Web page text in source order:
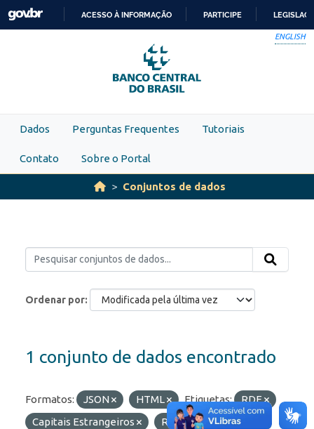
Skip to main content
PARA
O
CONTEÚDO
ACESSO À INFORMAÇÃO PARTICIPE
ENGLISH
Dados Perguntas Frequentes Tutoriais
Contato Sobre o Portal
Conjuntos de dados
Ordenar por
1 conjunto de dados encontrado
Formatos: JSON HTML Etiquetas:
RDE
Capitais Estrangeiros
ROF
Licenças: